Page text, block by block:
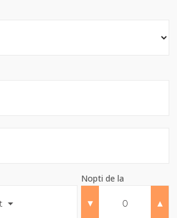
Nopti de la
▴
▾